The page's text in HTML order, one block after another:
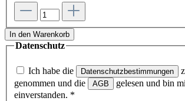
In den Warenkorb
Datenschutz
Ich habe die Datenschutzbestimmungen
genommen und die
AGB
gelesen und bin
einverstanden. *